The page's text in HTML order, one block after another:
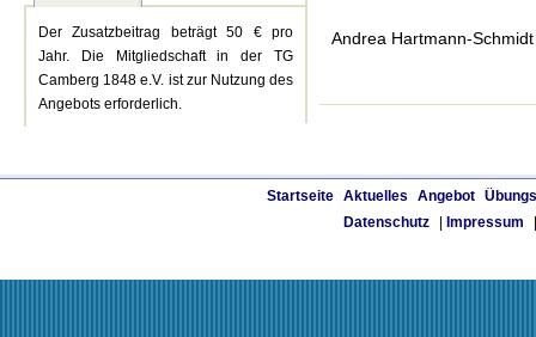
Der Zusatzbeitrag beträgt 50 € pro
Jahr. Die Mitgliedschaft in der TG
Camberg 1848 e.V. ist zur Nutzung des
Angebots erforderlich.
Andrea Hartmann-Schmidt
Startseite Aktuelles Angebot
Datenschutz
Impressum